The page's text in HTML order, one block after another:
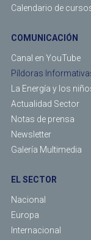
Calendario de
COMUNICACIÓN
Canal en YouTube
Píldoras
La Energía y los
Actualidad Sector
Notas de prensa
Newsletter
Galería Multimedia
EL SECTOR
Nacional
Europa
Internacional